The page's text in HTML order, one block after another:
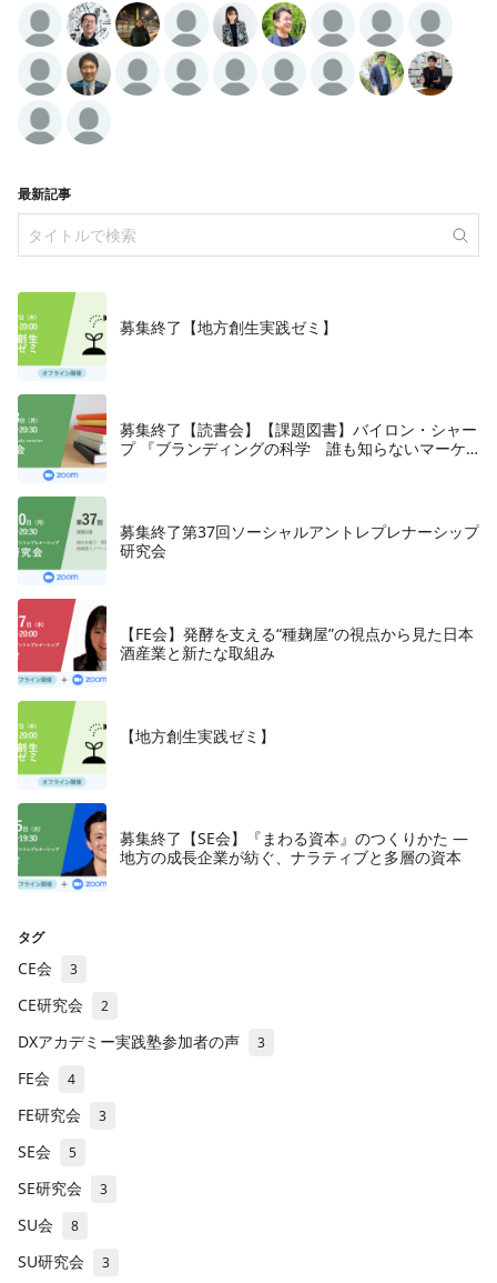
最新記事
募集終了【地方創生実践ゼミ】
募集終了【読書会】【課題図書】バイロン・シャー
プ 『ブランディングの科学 誰も知らないマーケ
募集終了第37回ソーシャルアントレプレナーシップ
研究会
【FE会】発酵を支える“種麹屋”の視点から見た日本
酒産業と新たな取組み
【地方創生実践ゼミ】
募集終了【SE会】『まわる資本』のつくりかた —
地方の成長企業が紡ぐ、ナラティブと多層の資本
タグ
CE会 3
CE研究会 2
DXアカデミー実践塾参加者の声 3
FE会 4
FE研究会 3
SE会 5
SE研究会 3
SU会 8
SU研究会 3